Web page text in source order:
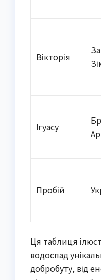
Вікторія
Ігуасу
Пробій
Ця таблиця
водоспад
добробуту, від